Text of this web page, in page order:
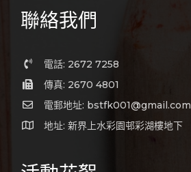
聯絡我們
電話: 2672 7258
傳真: 2670 4801
電郵地址: bstfk001@gmail.com
地址: 新界上水彩園邨彩湖樓地下